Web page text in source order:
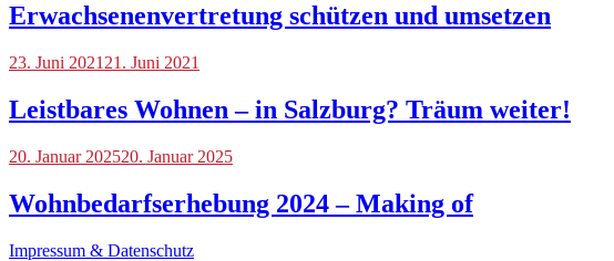
Erwachsenenvertretung schützen und umsetzen
Blog
23. Juni 2021 21. Juni 2021
Leistbares Wohnen – in Salzburg? Träum weiter!
Blog
20. Januar 202520. Januar 2025
Wohnbedarfserhebung 2024 – Making of
Impressum & Datenschutz